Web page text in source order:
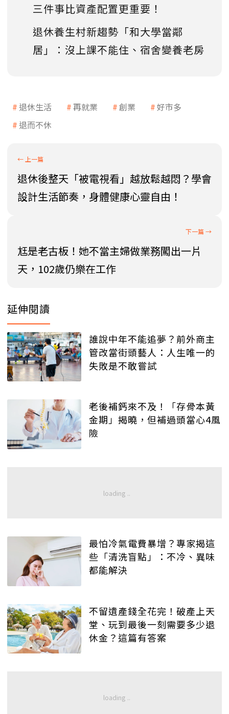
三件事比資產配置更重要！
退休養生村新趨勢「和大學當鄰
居」：沒上課不能住、宿舍變養老房
退休生活 再就業 創業
好市多
退而不休
退休後整天「被電視看」越放鬆越悶？學會
設計生活節奏，身體健康心靈自由！
尪是老古板！她不當主婦做業務闖出一片
天，102歲仍樂在工作
延伸閱讀
誰說中年不能追夢？前外商主
管改當街頭藝人：人生唯一的
失敗是不敢嘗試
老後補鈣來不及！「存骨本黃
金期」揭曉，但補過頭當心4風
險
最怕冷氣電費暴增？專家揭這
些「清洗盲點」：不冷、異味
都能解決
不留遺產錢全花完！破產上天
堂、玩到最後一刻需要多少退
休金？這篇有答案